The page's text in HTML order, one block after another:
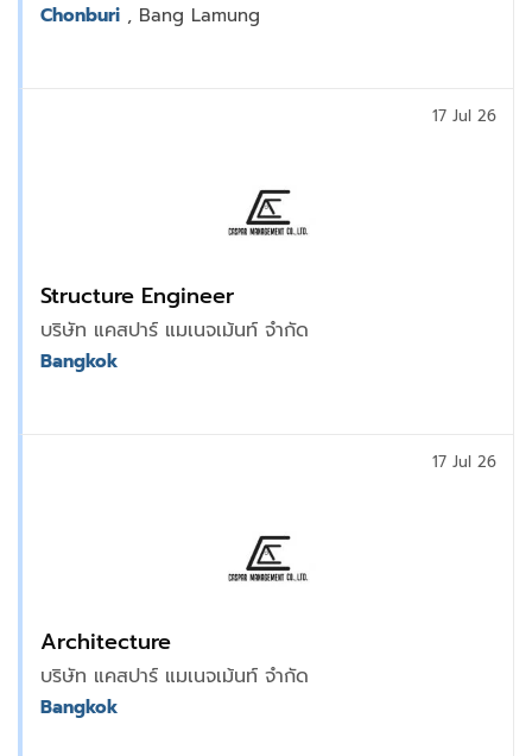
Chonburi , Bang Lamung
Structure Engineer
บริษัท แคสปาร์ แมเนจเม้นท์ จำกัด
17 Jul 26
Bangkok
Architecture
บริษัท แคสปาร์ แมเนจเม้นท์ จำกัด
17 Jul 26
Bangkok